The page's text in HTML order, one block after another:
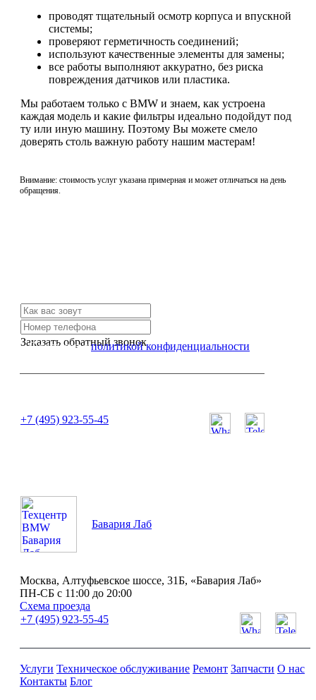
проводят тщательный осмотр корпуса и впускной
системы;
проверяют герметичность соединений;
используют качественные элементы для замены;
все работы выполняют аккуратно, без риска
повреждения датчиков или пластика.
Мы работаем только с BMW и знаем, как устроена
каждая модель и какие фильтры идеально подойдут под
ту или иную машину. Поэтому Вы можете смело
доверять столь важную работу нашим мастерам!
Внимание: стоимость услуг указана примерная и может отличаться на день
обращения.
Заказать обратный звонок
Я согласен сполитикой конфиденциальности
+7 (495) 923-55-45
Бавария Лаб
Москва, Алтуфьевское шоссе, 31Б, «Бавария Лаб»
ПН-СБ с 11:00 до 20:00
Схема проезда
+7 (495) 923-55-45
Услуги Техническое обслуживание Ремонт Запчасти О нас
Контакты Блог